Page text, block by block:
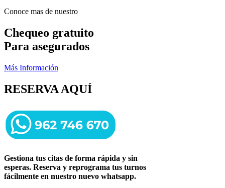
Conoce mas de nuestro
Chequeo gratuito
Para asegurados
Más Información
RESERVA AQUÍ
Gestiona tus citas de forma rápida y sin
esperas. Reserva y reprograma tus turnos
fácilmente en nuestro nuevo whatsapp.